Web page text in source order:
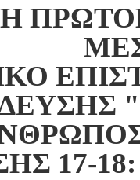
17-18: